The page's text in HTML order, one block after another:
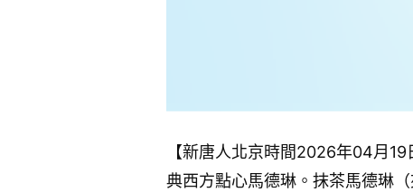
【新唐人北京時間2026年04月
典西方點心馬德琳。抹茶馬德琳（